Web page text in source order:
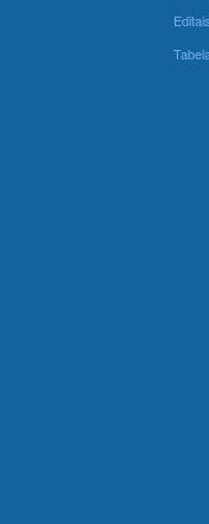
Editais